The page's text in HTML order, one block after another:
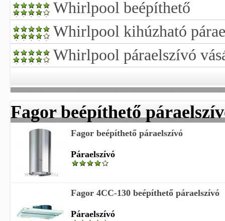
Whirlpool beépíthető
Whirlpool kihúzható
Whirlpool páraelszívó
Fagor beépíthető
Fagor beépíthető páraelszívó
Páraelszívó
Fagor 4CC-130 beépíthető páraelszívó
Páraelszívó